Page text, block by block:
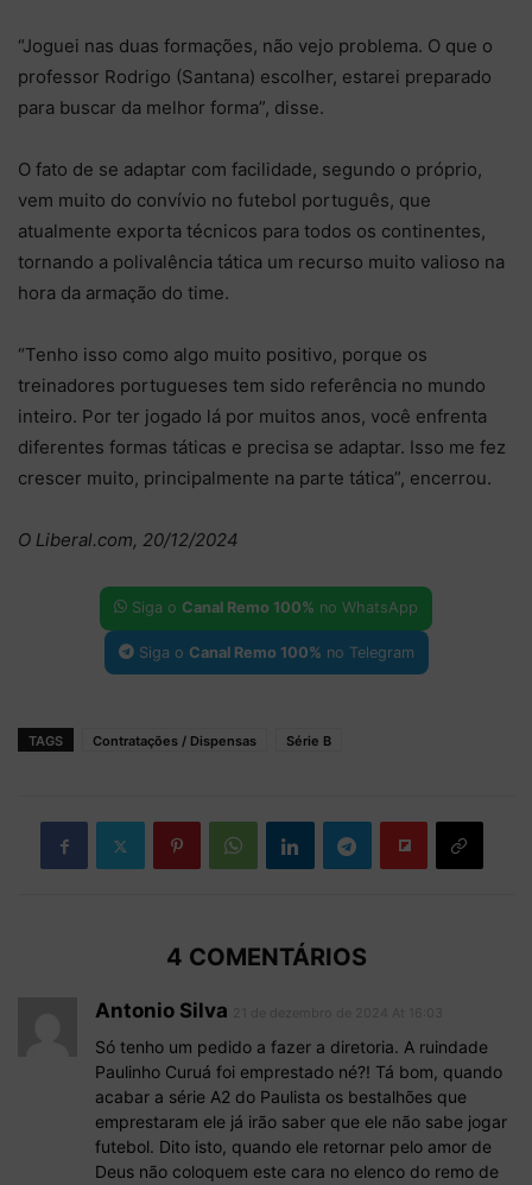
“Joguei nas duas formações, não vejo problema. O que o
professor Rodrigo (Santana) escolher, estarei preparado
para buscar da melhor forma”, disse.
O fato de se adaptar com facilidade, segundo o próprio,
vem muito do convívio no futebol português, que
atualmente exporta técnicos para todos os continentes,
tornando a polivalência tática um recurso muito valioso na
hora da armação do time.
“Tenho isso como algo muito positivo, porque os
treinadores portugueses tem sido referência no mundo
inteiro. Por ter jogado lá por muitos anos, você enfrenta
diferentes formas táticas e precisa se adaptar. Isso me fez
crescer muito, principalmente na parte tática”, encerrou.
O Liberal.com, 20/12/2024
Siga o Canal Remo 100% no WhatsApp
Siga o Canal Remo 100% no Telegram
TAGS Contratações / Dispensas Série B
4 COMENTÁRIOS
Antonio Silva
Só tenho um pedido a fazer a diretoria. A ruindade
Paulinho Curuá foi emprestado né?! Tá bom, quando
acabar a série A2 do Paulista os bestalhões que
emprestaram ele já irão saber que ele não sabe jogar
futebol. Dito isto, quando ele retornar pelo amor de
Deus não coloquem este cara no elenco do remo de